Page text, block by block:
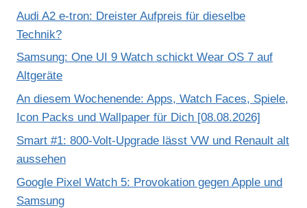
Audi A2 e-tron: Dreister Aufpreis für dieselbe
Technik?
Samsung: One UI 9 Watch schickt Wear OS 7 auf
Altgeräte
An diesem Wochenende: Apps, Watch Faces, Spiele,
Icon Packs und Wallpaper für Dich [08.08.2026]
Smart #1: 800-Volt-Upgrade lässt VW und Renault alt
aussehen
Google Pixel Watch 5: Provokation gegen Apple und
Samsung